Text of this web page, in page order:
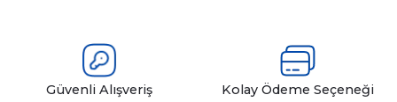
Güvenli Alışveriş Kolay Ödeme Seçeneği